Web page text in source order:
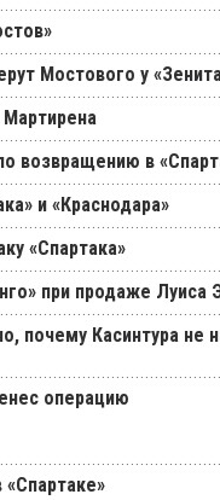
Мостового у
возвращению в
и «Краснодара»
«Спартака»
при продаже Луиса
почему Касинтура не
операцию